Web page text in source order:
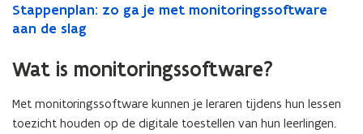
Stappenplan: zo ga je met monitoringssoftware
aan de slag
Wat is monitoringssoftware?
Met monitoringssoftware kunnen je leraren tijdens hun lessen
toezicht houden op de digitale toestellen van hun leerlingen.